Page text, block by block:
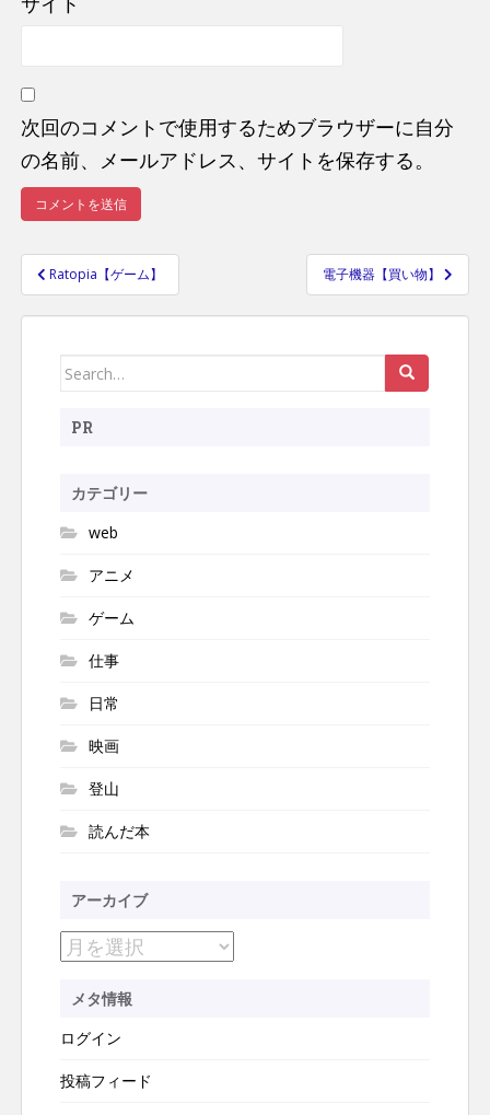
次回のコメントで使用するためブラウザーに自分
の名前、メールアドレス、サイトを保存する。
投
稿
ビ
ー
ョ
ン
Ratopia【ゲーム】 電子機器【買い物】
Search
PR
カテゴリー
web
アニメ
ゲーム
仕事
日常
映画
登山
読んだ本
アーカイブ
ア
カ
イ
ブ
メタ情報
ログイン
投稿フィード